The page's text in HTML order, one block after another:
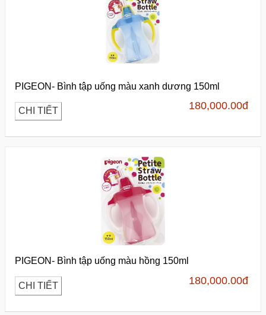
PIGEON- Bình tập uống màu xanh dương 150ml
CHI TIẾT 180,000.00đ
PIGEON- Bình tập uống màu hồng 150ml
CHI TIẾT 180,000.00đ